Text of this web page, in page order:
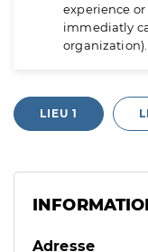
experience
immediatly
organization).
LIEU 1
Adresse